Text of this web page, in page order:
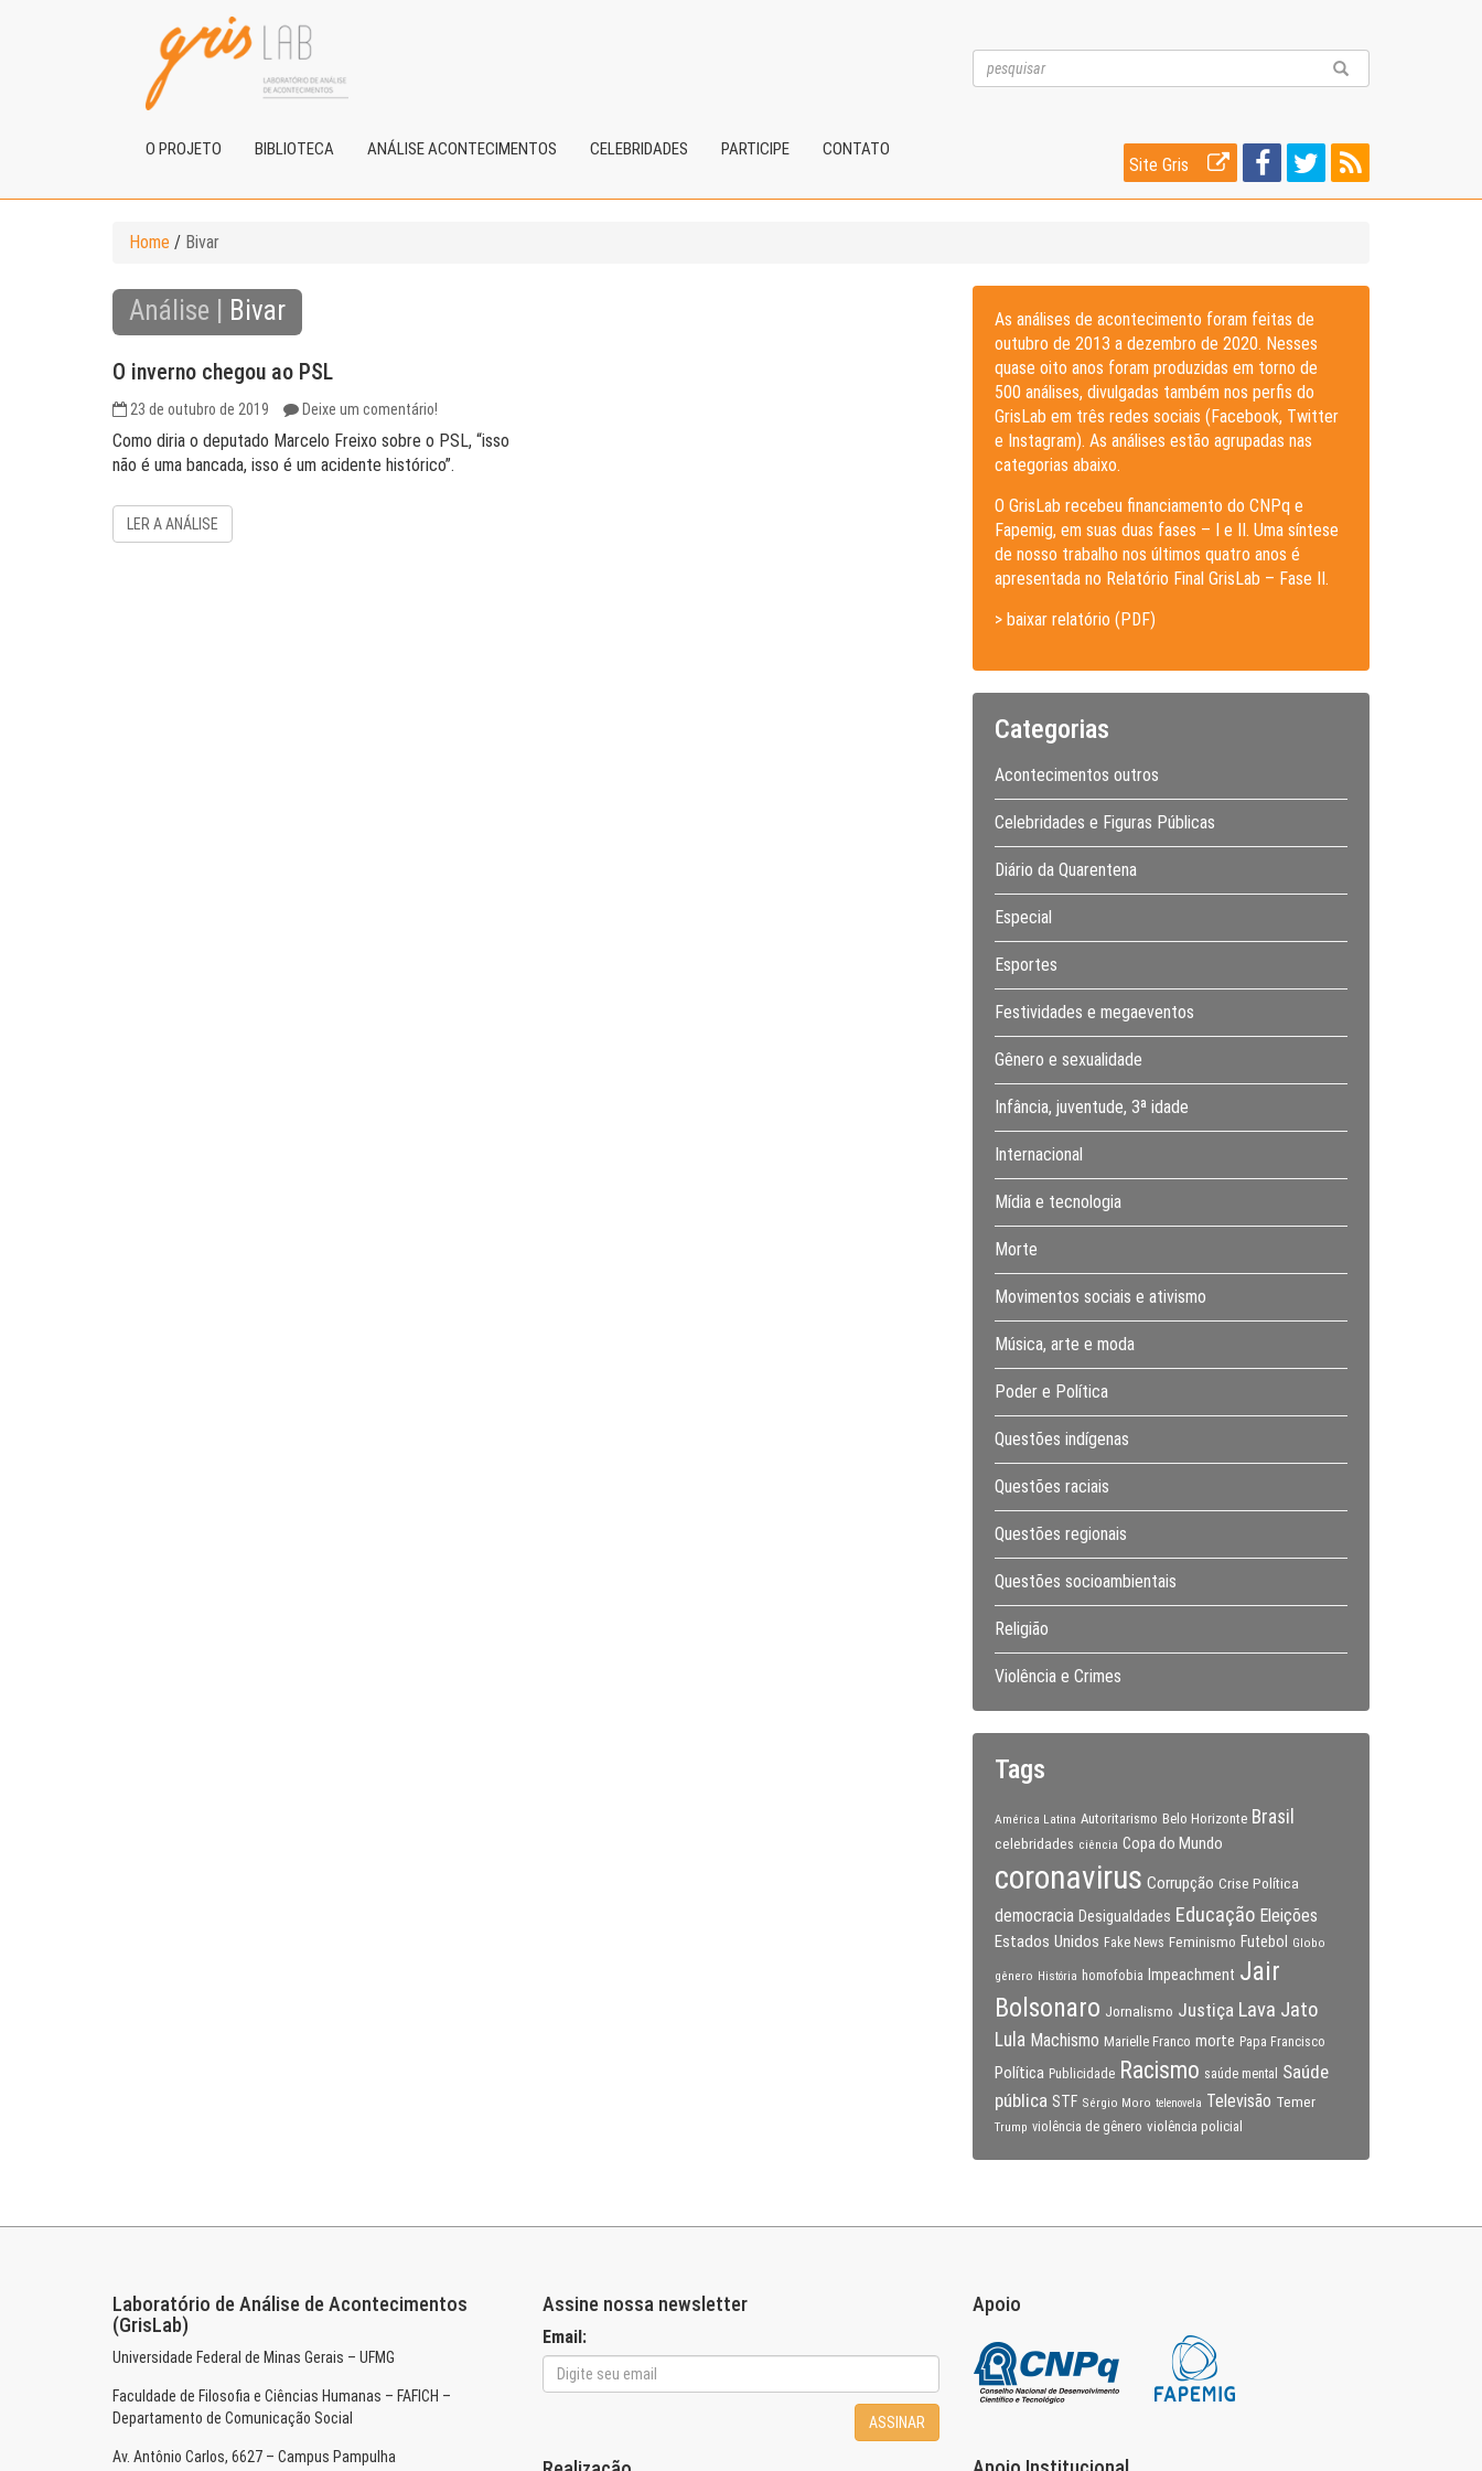
O PROJETO BIBLIOTECA ANÁLISE ACONTECIMENTOS CELEBRIDADES PARTICIPE CONTATO
Site Gris
Home / Bivar
Análise | Bivar
O inverno chegou ao PSL
23 de outubro de 2019 Deixe um comentário!
Como diria o deputado Marcelo Freixo sobre o PSL, “isso
não é uma bancada, isso é um acidente histórico”.
LER A ANÁLISE
As análises de acontecimento foram feitas de
outubro de 2013 a dezembro de 2020. Nesses
quase oito anos foram produzidas em torno de
500 análises, divulgadas também nos perfis do
GrisLab em três redes sociais (Facebook, Twitter
e Instagram). As análises estão agrupadas nas
categorias abaixo.
O GrisLab recebeu financiamento do CNPq e
Fapemig, em suas duas fases – I e II. Uma síntese
de nosso trabalho nos últimos quatro anos é
apresentada no Relatório Final GrisLab – Fase II.
> baixar relatório (PDF)
Categorias
Acontecimentos outros
Celebridades e Figuras Públicas
Diário da Quarentena
Especial
Esportes
Festividades e megaeventos
Gênero e sexualidade
Infância, juventude, 3ª idade
Internacional
Mídia e tecnologia
Morte
Movimentos sociais e ativismo
Música, arte e moda
Poder e Política
Questões indígenas
Questões raciais
Questões regionais
Questões socioambientais
Religião
Violência e Crimes
Tags
América Latina Autoritarismo Belo Horizonte Brasil
celebridades ciência Copa do Mundo
coronavirus Corrupção Crise Política
democracia Desigualdades Educação Eleições
Estados Unidos Fake News Feminismo Futebol Globo
gênero História homofobia Impeachment Jair
Bolsonaro Jornalismo Justiça Lava Jato
Lula Machismo Marielle Franco morte Papa Francisco
Política Publicidade Racismo saúde mental
Saúde
pública STF Sérgio Moro telenovela Televisão Temer
Trump violência de gênero violência policial
Laboratório de Análise de Acontecimentos
(GrisLab)
Universidade Federal de Minas Gerais – UFMG
Faculdade de Filosofia e Ciências Humanas – FAFICH –
Departamento de Comunicação Social
Av. Antônio Carlos, 6627 – Campus Pampulha
Assine nossa newsletter
Email:
ASSINAR
Apoio